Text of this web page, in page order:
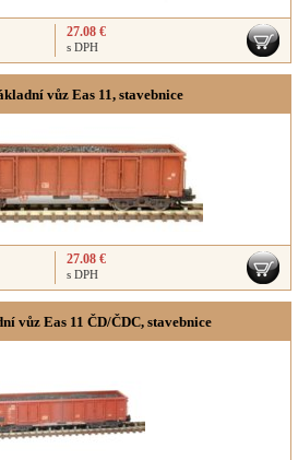
27.08 €
s DPH
vůz Eas 11, stavebnice
27.08 €
s DPH
vůz Eas 11 ČD/ČDC, stavebnice